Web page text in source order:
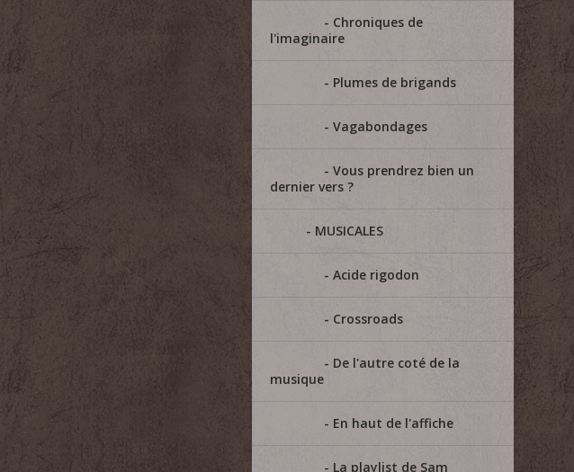
Chroniques de
l'imaginaire
Plumes de brigands
Vagabondages
Vous prendrez bien un
dernier vers ?
MUSICALES
Acide rigodon
Crossroads
De l'autre coté de la
musique
En haut de l'affiche
La playlist de Sam